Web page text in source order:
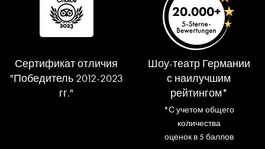
Сертификат отличия
"Победитель 2012-2023
гг."
Шоу-театр Германии
с наилучшим
рейтингом*
*С учетом общего
количества
оценок в 5 баллов